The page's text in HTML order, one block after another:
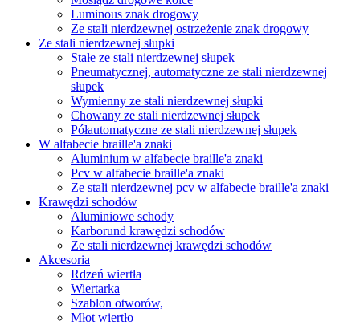
Luminous znak drogowy
Ze stali nierdzewnej ostrzeżenie znak drogowy
Ze stali nierdzewnej słupki
Stałe ze stali nierdzewnej słupek
Pneumatycznej, automatyczne ze stali nierdzewnej
słupek
Wymienny ze stali nierdzewnej słupki
Chowany ze stali nierdzewnej słupek
Półautomatyczne ze stali nierdzewnej słupek
W alfabecie braille'a znaki
Aluminium w alfabecie braille'a znaki
Pcv w alfabecie braille'a znaki
Ze stali nierdzewnej pcv w alfabecie braille'a znaki
Krawędzi schodów
Aluminiowe schody
Karborund krawędzi schodów
Ze stali nierdzewnej krawędzi schodów
Akcesoria
Rdzeń wiertła
Wiertarka
Szablon otworów,
Młot wiertło